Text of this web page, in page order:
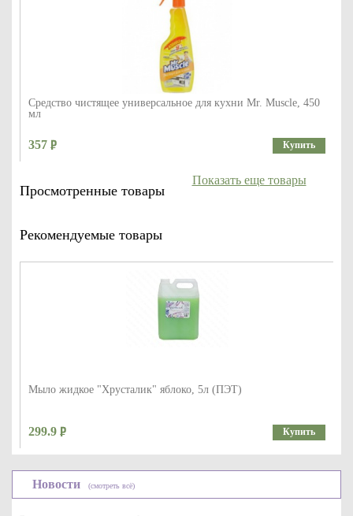
Средство чистящее универсальное для кухни Mr. Muscle, 450
мл
357 Купить
Просмотренные товары
Рекомендуемые товары
Мыло жидкое "Хрусталик" яблоко, 5л (ПЭТ)
299.9 Купить
Показать еще товары
Новости (смотреть всё)